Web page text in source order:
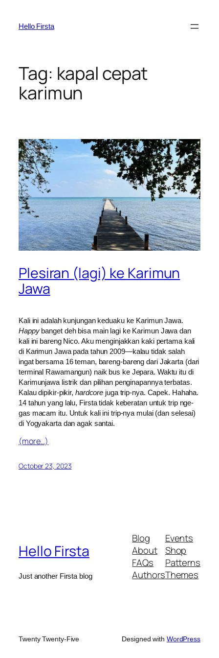
content
Hello Firsta
Tag: kapal cepat
karimun
Plesiran (lagi) ke Karimun
Jawa
Kali ini adalah kunjungan keduaku ke Karimun Jawa.
Happybanget deh bisa main lagi ke Karimun Jawa dan
kali ini bareng Nico. Aku menginjakkan kaki pertama kali
di Karimun Jawa pada tahun 2009—kalau tidak salah
ingat bersama 16 teman, bareng-bareng dari Jakarta (dari
terminal Rawamangun) naik bus ke Jepara. Waktu itu di
Karimunjawa listrik dan pilihan penginapannya terbatas.
Kalau dipikir-pikir, hardcore juga trip-nya. Capek. Hahaha.
14 tahun yang lalu, Firsta tidak keberatan untuk trip nge-
gas macam itu. Untuk kali ini trip-nya mulai (dan selesai)
di Yogyakarta dan agak santai.
(more…)
October 23, 2023
Hello Firsta
Just another Firsta blog
Blog
About
FAQs
Authors
Events
Shop
Patterns
Themes
Twenty Twenty-Five Designed with WordPress